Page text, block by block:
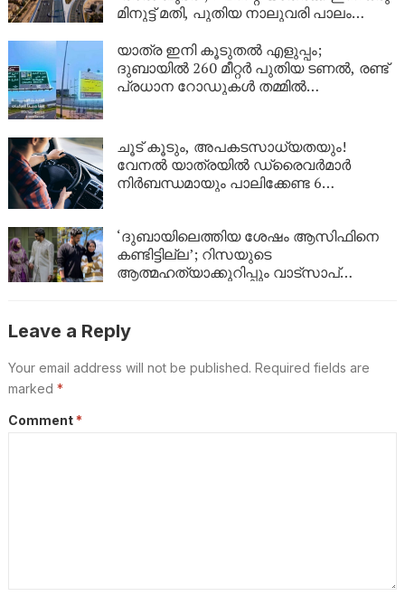
മിനുട്ട് മതി, പുതിയ നാലുവരി പാലം
യാത്ര ഇനി കൂടുതൽ എളുപ്പം;
ദുബായിൽ 260 മീറ്റർ പുതിയ ടണൽ, രണ്ട്
പ്രധാന റോഡുകൾ തമ്മിൽ
ചൂട് കൂടും, അപകടസാധ്യതയും!
വേനൽ യാത്രയിൽ ഡ്രൈവർമാർ
നിർബന്ധമായും പാലിക്കേണ്ട 6
‘ദുബായിലെത്തിയ ശേഷം ആസിഫിനെ
കണ്ടിട്ടില്ല’; റിസയുടെ
ആത്മഹത്യാക്കുറിപ്പും വാട്സാപ്
Leave a Reply
Your email address will not be published. Required fields are
marked *
Comment *